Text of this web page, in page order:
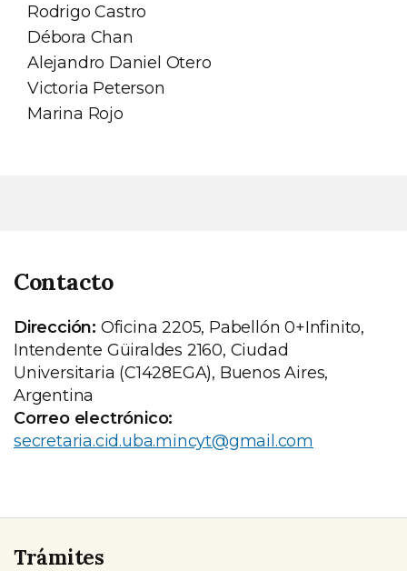
Rodrigo Castro
Débora Chan
Alejandro Daniel Otero
Victoria Peterson
Marina Rojo
Contacto
Dirección: Oficina 2205, Pabellón 0+Infinito,
Intendente Güiraldes 2160, Ciudad
Universitaria (C1428EGA), Buenos Aires,
Argentina
Correo electrónico:
secretaria.cid.uba.mincyt@gmail.com
Trámites